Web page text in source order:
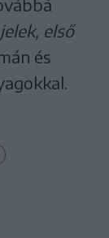
első
és